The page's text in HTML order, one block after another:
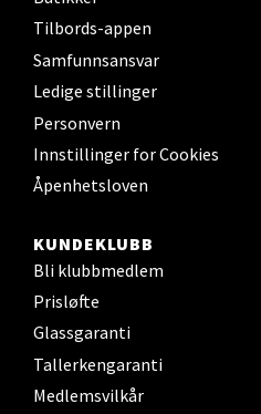
Tilbords-appen
Samfunnsansvar
Ledige stillinger
Personvern
Innstillinger for Cookies
Åpenhetsloven
KUNDEKLUBB
Bli klubbmedlem
Prisløfte
Glassgaranti
Tallerkengaranti
Medlemsvilkår
Velg